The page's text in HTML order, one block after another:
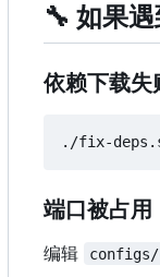
🔧 如果
依赖下载失
端口被占用
编辑